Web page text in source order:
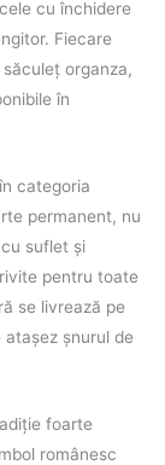
cu închidere
Fiecare
organza,
în
categoria
permanent, nu
suflet şi
pentru toate
se livrează pe
şnurul de
foarte
românesc